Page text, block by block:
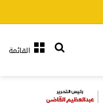
القائمةبحث عن